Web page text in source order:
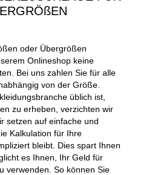
oder Übergrößen
Onlineshop keine
Bei uns zahlen Sie für alle
von der Größe.
üblich ist,
zu erheben, verzichten wir
setzen auf einfache und
Kalkulation für Ihre
bleibt. Dies spart Ihnen
es Ihnen, Ihr Geld für
verwenden. So können Sie